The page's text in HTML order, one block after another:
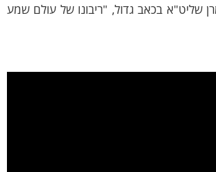
שליט"א בכאב גדול, "ריבונו של עולם שמע